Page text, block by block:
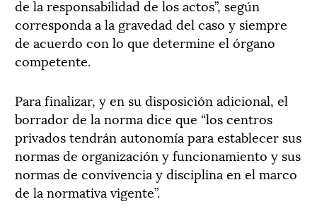
de la responsabilidad de los actos”, según
corresponda a la gravedad del caso y siempre
de acuerdo con lo que determine el órgano
competente.
Para finalizar, y en su disposición adicional, el
borrador de la norma dice que “los centros
privados tendrán autonomía para establecer sus
normas de organización y funcionamiento y sus
normas de convivencia y disciplina en el marco
de la normativa vigente”.